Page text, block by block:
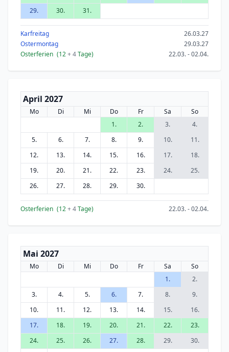
29.
30. 31.
Karfreitag
26.03.27
Ostermontag
29.03.27
Osterferien (12+ 4Tage) 22.03. - 02.04.
April 2027
Mo Di Mi Do Fr Sa
So
1.
2. 3.
4.
5.
6. 7. 8. 9. 10.
11.
12.
13. 14. 15. 16. 17.
18.
19.
20. 21. 22. 23. 24.
25.
26.
27. 28. 29. 30.
Osterferien (12+ 4Tage) 22.03. - 02.04.
Mai 2027
Mo Di Mi Do Fr Sa
So
1.
2.
3.
4. 5. 6. 7. 8.
9.
10.
11. 12. 13. 14. 15.
16.
17.
18. 19. 20. 21. 22.
23.
24.
25. 26. 27. 28. 29.
30.